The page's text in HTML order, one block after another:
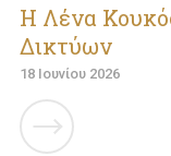
Η Λένα
Δικτύων
18 Ιουνίου 2026